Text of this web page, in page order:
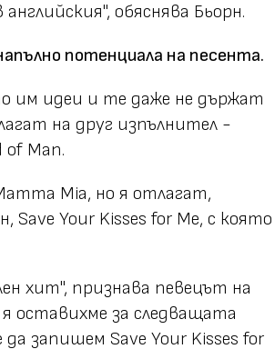
обяснява Бьорн.
потенциала на песента.
им идеи и те даже не държат
на друг изпълнител -
Man.
Mia, но я отлагат,
Your Kisses for Me, с която
хит", признава певецът на
оставихме за следващата
запишем Save Your Kisses for